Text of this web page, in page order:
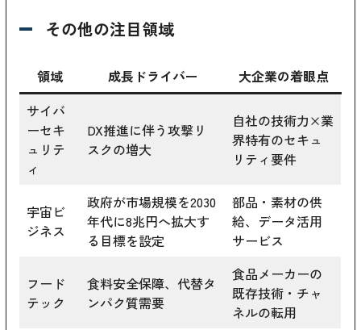
その他の注目領域
領域 成長ドライバー
大企業の着眼点
サイバ
ーセキ
ュリテ
ィ
DX推進に伴う攻撃リ
スクの増大
自社の技術力×業
界特有のセキュ
リティ要件
宇宙ビ
ジネス
政府が市場規模を2030
年代に8兆円へ拡大す
る目標を設定
部品・素材の供
給、データ活用
サービス
フード
テック
食料安全保障、代替タ
ンパク質需要
食品メーカーの
既存技術・チャ
ネルの転用